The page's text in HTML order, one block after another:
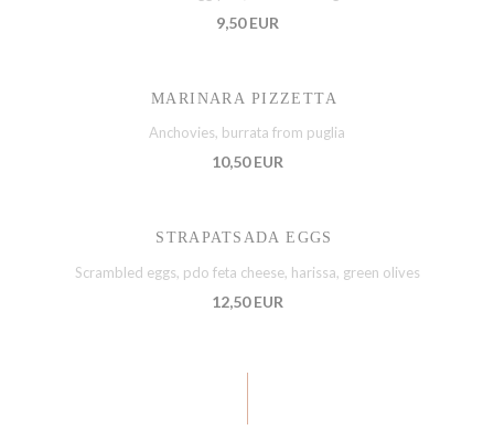
9,50 EUR
MARINARA PIZZETTA
Anchovies, burrata from puglia
10,50 EUR
STRAPATSADA EGGS
Scrambled eggs, pdo feta cheese, harissa, green olives
12,50 EUR